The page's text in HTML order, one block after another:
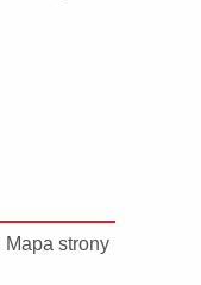
Mapa strony